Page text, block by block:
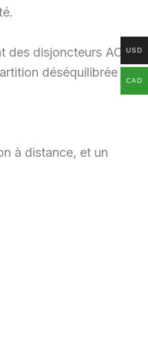
des disjoncteurs AC
déséquilibrée
à distance, et un
USD
CAD